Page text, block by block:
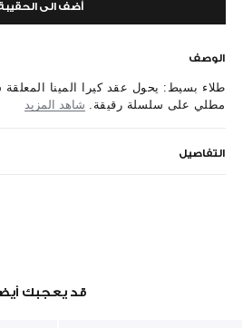
أضف الى
الوصف
طلاء بسيط: يحول عقد كيرا المينا
مطلي على سلسلة رقيقة. شاهد المزيد
التفاصيل
قد يعجبك